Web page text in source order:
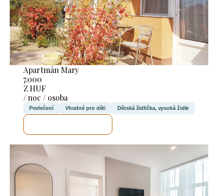
Apartmán Mary
7.000
Z HUF
/ noc / osoba
Povlečení Vhodné pro děti Dětská židlička, vysoká židle